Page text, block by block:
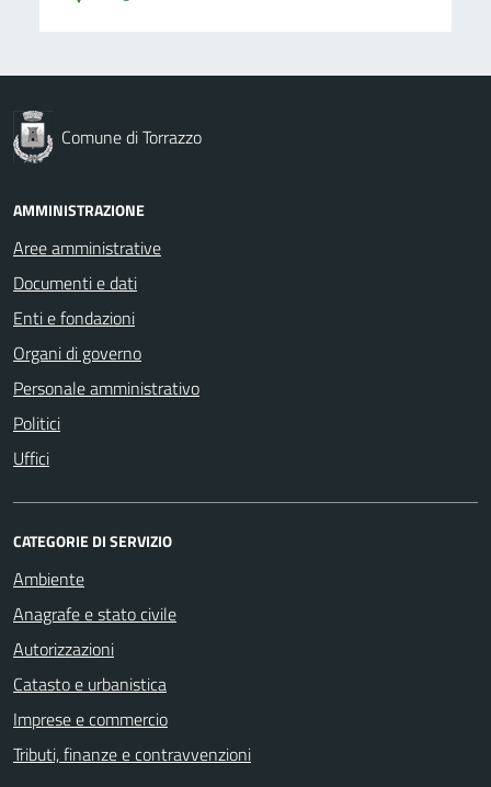
Comune di Torrazzo
AMMINISTRAZIONE
Aree amministrative
Documenti e dati
Enti e fondazioni
Organi di governo
Personale amministrativo
Politici
Uffici
CATEGORIE DI SERVIZIO
Ambiente
Anagrafe e stato civile
Autorizzazioni
Catasto e urbanistica
Imprese e commercio
Tributi, finanze e contravvenzioni